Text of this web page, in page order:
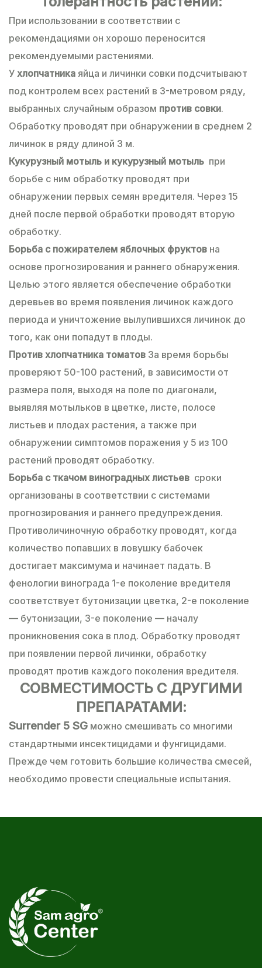
При использовании в соответствии с
рекомендациями он хорошо переносится
рекомендуемыми растениями.
У хлопчатника яйца и личинки совки подсчитывают
под контролем всех растений в 3-метровом ряду,
выбранных случайным образом против совки.
Обработку проводят при обнаружении в среднем 2
личинок в ряду длиной 3 м.
Кукурузный мотыль и кукурузный мотыль при
борьбе с ним обработку проводят при
обнаружении первых семян вредителя. Через 15
дней после первой обработки проводят вторую
обработку.
Борьба с пожирателем яблочных фруктов на
основе прогнозирования и раннего обнаружения.
Целью этого является обеспечение обработки
деревьев во время появления личинок каждого
периода и уничтожение вылупившихся личинок до
того, как они попадут в плоды.
Против хлопчатника томатов За время борьбы
проверяют 50-100 растений, в зависимости от
размера поля, выходя на поле по диагонали,
выявляя мотыльков в цветке, листе, полосе
листьев и плодах растения, а также при
обнаружении симптомов поражения у 5 из 100
растений проводят обработку.
Борьба с ткачом виноградных листьев сроки
организованы в соответствии с системами
прогнозирования и раннего предупреждения.
Противоличиночную обработку проводят, когда
количество попавших в ловушку бабочек
достигает максимума и начинает падать. В
фенологии винограда 1-е поколение вредителя
соответствует бутонизации цветка, 2-е поколение
— бутонизации, 3-е поколение — началу
проникновения сока в плод. Обработку проводят
при появлении первой личинки, обработку
проводят против каждого поколения вредителя.
СОВМЕСТИМОСТЬ С ДРУГИМИ
ПРЕПАРАТАМИ:
Surrender 5 SG можно смешивать со многими
стандартными инсектицидами и фунгицидами.
Прежде чем готовить большие количества смесей,
необходимо провести специальные испытания.